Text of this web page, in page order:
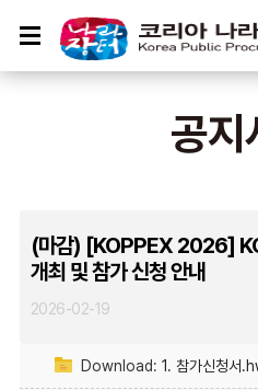
공지
(마감) [KOPPEX 2026]
개최 및 참가 신청 안내
2026-02-19
Download: 1. 참가신청서